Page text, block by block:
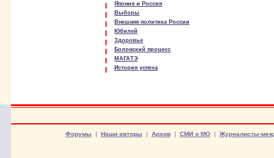
Япония и Россия
Выборы
Внешняя политика России
Юбилей
Здоровье
Болонский процесс
МАГАТЭ
История успеха
Форумы | Наши авторы | Архив| СМИ о МО| Журналисты-